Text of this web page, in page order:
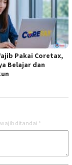
Pakai Coretax,
Belajar dan
wajib ditandai *